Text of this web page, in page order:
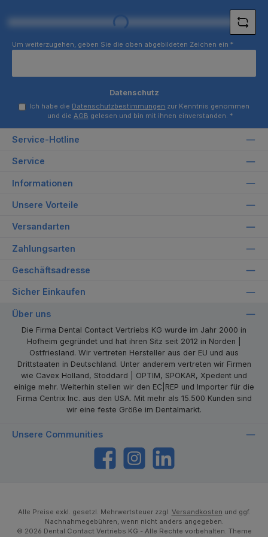
Loading...
Um weiterzugehen, geben Sie die oben abgebildeten Zeichen ein *
Datenschutz
Ich habe die Datenschutzbestimmungen zur Kenntnis genommen
und die AGB gelesen und bin mit ihnen einverstanden. *
Service-Hotline
Service
Informationen
Unsere Vorteile
Versandarten
Zahlungsarten
Geschäftsadresse
Sicher Einkaufen
Über uns
Die Firma Dental Contact Vertriebs KG wurde im Jahr 2000 in
Hofheim gegründet und hat ihren Sitz seit 2012 in Norden |
Ostfriesland. Wir vertreten Hersteller aus der EU und aus
Drittstaaten in Deutschland. Unter anderem vertreten wir Firmen
wie Cavex Holland, Stoddard | OPTIM, SPOKAR, Xpedent und
einige mehr. Weiterhin stellen wir den EC|REP und Importer für die
Firma Centrix Inc. aus den USA. Mit mehr als 15.500 Kunden sind
wir eine feste Größe im Dentalmarkt.
Unsere Communities
https://www.facebook.com/dentalcontact
Instagram
Alle Preise exkl. gesetzl. Mehrwertsteuer zzgl. Versandkosten und ggf.
Nachnahmegebühren, wenn nicht anders angegeben.
© 2026 Dental Contact Vertriebs KG - Alle Rechte vorbehalten. Theme